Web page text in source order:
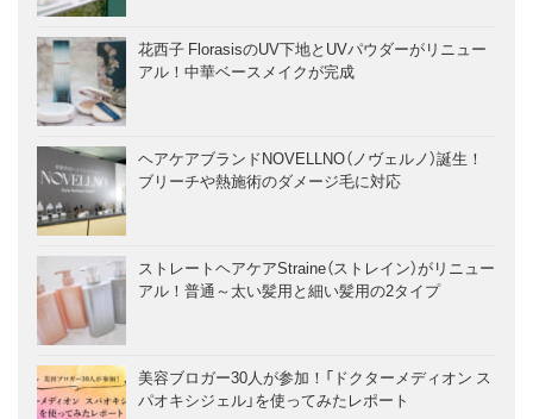
花西子 FlorasisのUV下地とUVパウダーがリニュー
アル！中華ベースメイクが完成
ヘアケアブランドNOVELLNO（ノヴェルノ）誕生！
ブリーチや熱施術のダメージ毛に対応
ストレートヘアケアStraine（ストレイン）がリニュー
アル！普通～太い髪用と細い髪用の2タイプ
美容ブロガー30人が参加！「ドクターメディオン ス
パオキシジェル」を使ってみたレポート